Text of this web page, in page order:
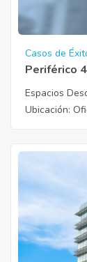
Casos de
Periférico
Espacios
Ubicación: